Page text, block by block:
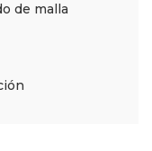
de malla